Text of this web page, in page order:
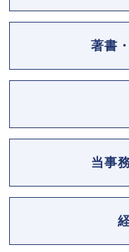
著書
当事